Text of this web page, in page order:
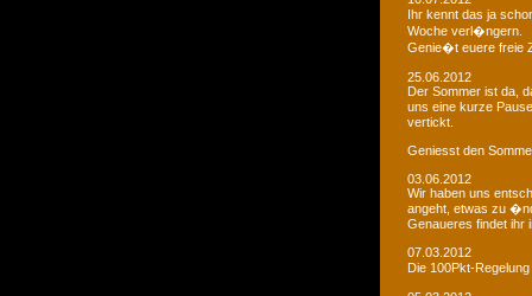
Ihr kennt das ja
Woche verl�ngern.
Genie�t euere freie
25.06.2012
Der Sommer ist da,
uns eine kurze
vertickt.
Geniesst den
03.06.2012
Wir haben uns
angeht, etwas zu
Genaueres findet ihr
07.03.2012
Die 100Pkt-